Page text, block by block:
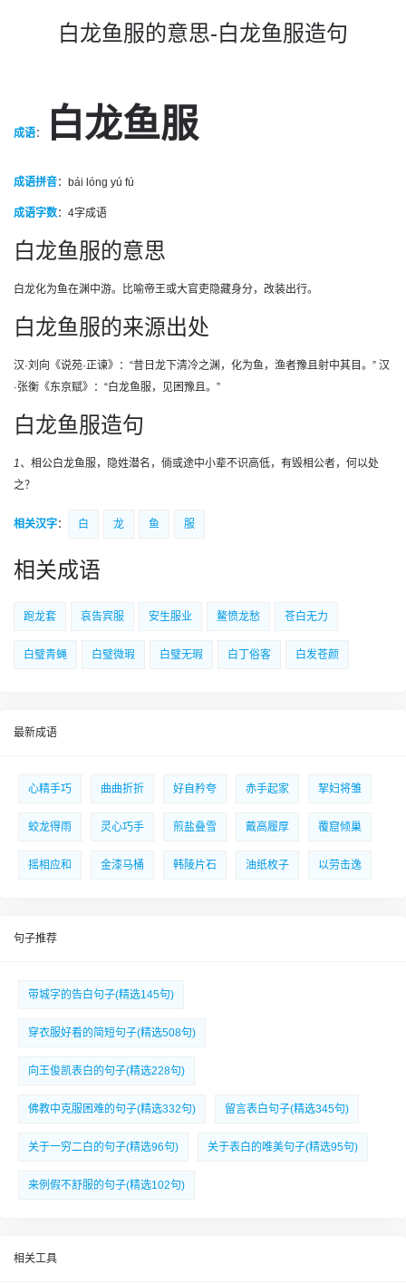
白龙鱼服的意思-白龙鱼服造句
成语： 白龙鱼服
成语拼音：bái lóng yú fú
成语字数： 4字成语
白龙鱼服的意思
白龙化为鱼在渊中游。比喻帝王或大官吏隐藏身分，改装出行。
白龙鱼服的来源出处
汉·刘向《说苑·正谏》：“昔日龙下清冷之渊，化为鱼，渔者豫且射中其目。” 汉
·张衡《东京赋》：“白龙鱼服，见困豫且。”
白龙鱼服造句
1、 相公白龙鱼服，隐姓潜名，倘或途中小辈不识高低，有毁相公者，何以处
之？
相关汉字： 白 龙 鱼 服
相关成语
跑龙套 哀告宾服 安生服业 鳌愤龙愁 苍白无力
白璧青蝇 白璧微瑕 白璧无瑕 白丁俗客 白发苍颜
最新成语
心精手巧 曲曲折折 好自矜夸 赤手起家 挈妇将雏
蛟龙得雨 灵心巧手 煎盐叠雪 戴高履厚 覆窟倾巢
摇相应和 金漆马桶 韩陵片石 油纸枚子 以劳击逸
句子推荐
带城字的告白句子(精选145句)
穿衣服好看的简短句子(精选508句)
向王俊凯表白的句子(精选228句)
佛教中克服困难的句子(精选332句) 留言表白句子(精选345句)
关于一穷二白的句子(精选96句) 关于表白的唯美句子(精选95句)
来例假不舒服的句子(精选102句)
相关工具